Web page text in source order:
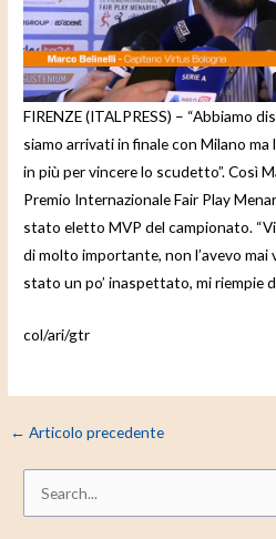
e
o
FIRENZE (ITALPRESS) – “Abbiamo
siamo arrivati in finale con Milano
in più per vincere lo scudetto”. Così
Premio Internazionale Fair Play
stato eletto MVP del campionato.
di molto importante, non l’avevo
stato un po’ inaspettato, mi riempie
col/ari/gtr
← Articolo precedente